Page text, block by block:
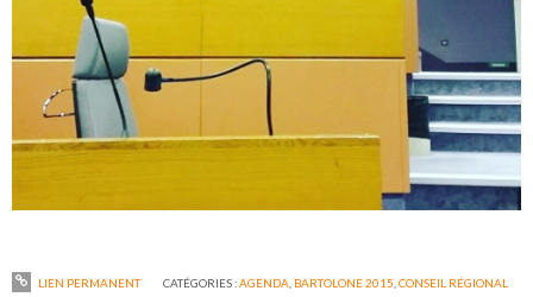
LIEN PERMANENT CATÉGORIES :AGENDA BARTOLONE 2015 CONSEIL RÉGIONAL